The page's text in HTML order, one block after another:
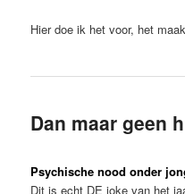
Hier doe ik het voor, het
Dan maar geen
Psychische nood onder
Dit is echt DE joke van het